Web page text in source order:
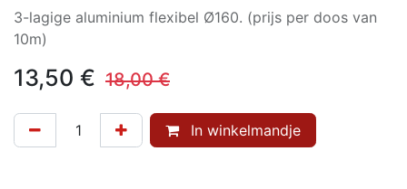
3-lagige aluminium flexibel Ø160. (prijs per doos van
10m)
13,50 € 18,00€
In winkelmandje